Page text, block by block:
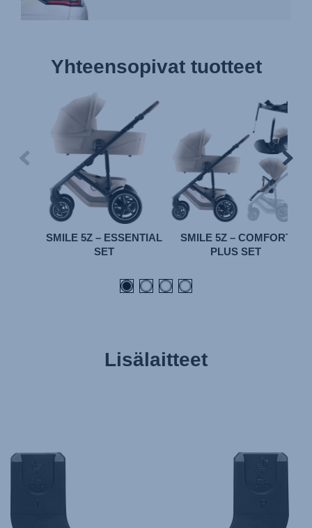
Yhteensopivat tuotteet
SMILE 5Z – ESSENTIAL
SET
SMILE 5Z – COMFORT
PLUS SET
Lisälaitteet